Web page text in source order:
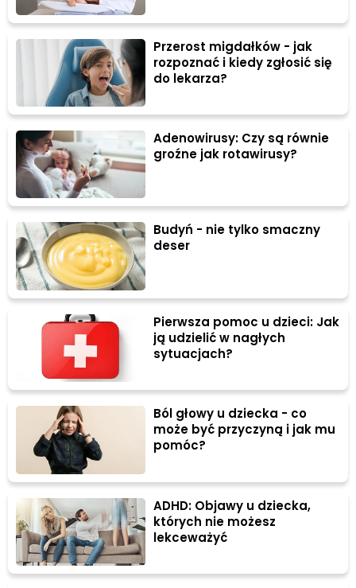
Przerost migdałków - jak
rozpoznać i kiedy zgłosić się
do lekarza?
Adenowirusy: Czy są równie
groźne jak rotawirusy?
Budyń - nie tylko smaczny
deser
Pierwsza pomoc u dzieci: Jak
ją udzielić w nagłych
sytuacjach?
Ból głowy u dziecka - co
może być przyczyną i jak mu
pomóc?
ADHD: Objawy u dziecka,
których nie możesz
lekceważyć